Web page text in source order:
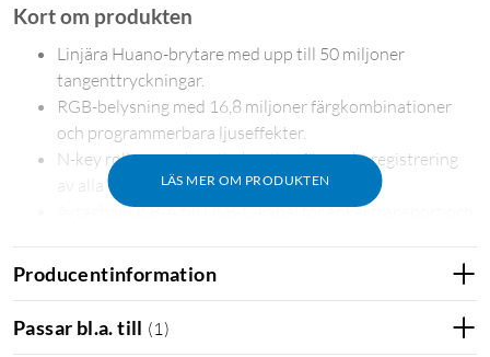
LÄS MER OM PRODUKTEN
Kort om produkten
Linjära Huano-brytare med upp till 50 miljoner
tangenttryckningar.
RGB-belysning med 16,8 miljoner färgkombinationer
och programmerbara ljuseffekter.
N-key rollover och anti-ghosting för exakt registrering
av alla tangenttryckningar.
Avtagbar USB-A till USB-C-kabel för enkel transport och
Designad för gaming
GXT 871 Zora är ett fullstort mekaniskt tangentbord som
Producentinformation
Passar bl.a. till (1 )